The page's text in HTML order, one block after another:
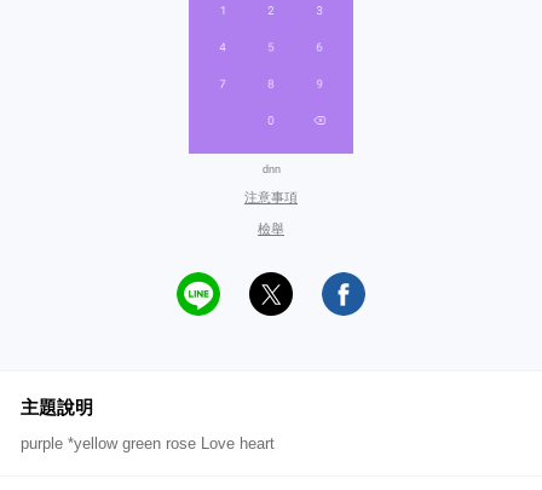
dnn
注意事項
檢舉
主題說明
purple *yellow green rose Love heart